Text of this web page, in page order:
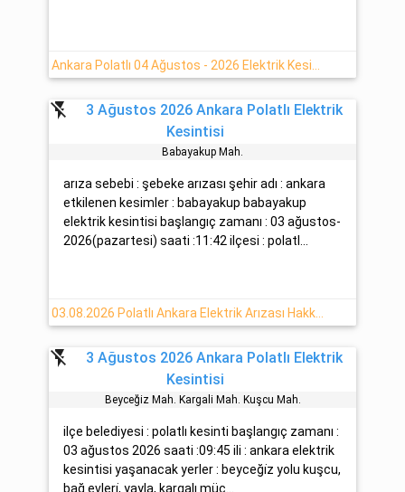
flash_off
3 Ağustos 2026 Ankara Polatlı Elektrik
Kesintisi
Babayakup Mah.
arıza sebebi : şebeke arızası şehir adı : ankara
etkilenen kesimler : babayakup babayakup
elektrik kesintisi başlangıç zamanı : 03 ağustos-
2026(pazartesi) saati :11:42 ilçesi : polatl...
03.08.2026 Polatlı Ankara Elektrik Arızası Hakkında Detaylar
flash_off
3 Ağustos 2026 Ankara Polatlı Elektrik
Kesintisi
Beyceği̇z Mah. Kargali Mah. Kuşcu Mah.
ilçe belediyesi : polatlı kesinti başlangıç zamanı :
03 ağustos 2026 saati :09:45 ili : ankara elektrik
kesintisi yaşanacak yerler : beyceği̇z yolu kuşcu,
bağ evleri̇, yayla, kargalı müc...